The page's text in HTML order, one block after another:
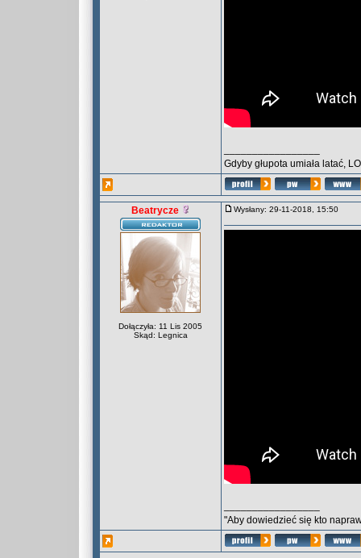
Gdyby głupota umiała latać,
Beatrycze
Dołączyła: 11 Lis 2005
Skąd: Legnica
Wysłany: 29-11-2018, 15:50
"Aby dowiedzieć się kto